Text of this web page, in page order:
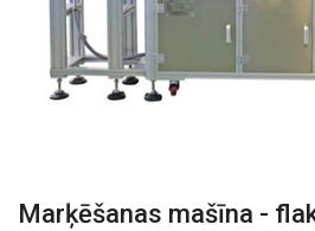
Marķēšanas mašīna -